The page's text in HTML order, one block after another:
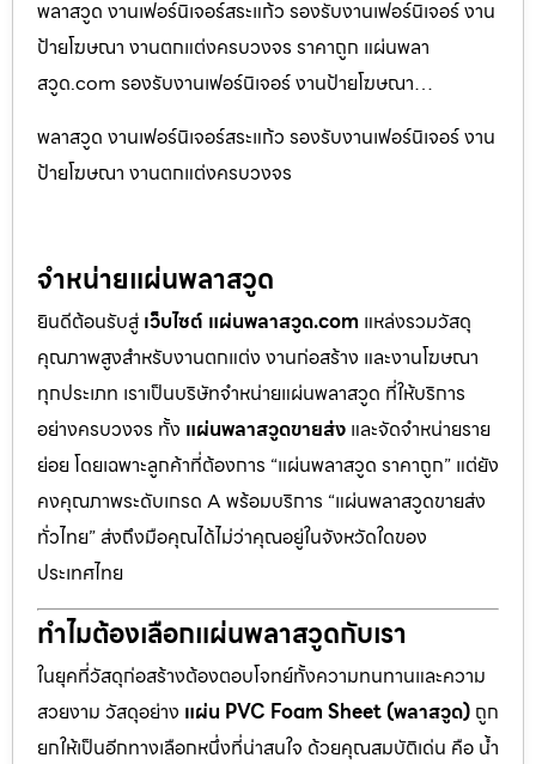
พลาสวูด งานเฟอร์นิเจอร์สระแก้ว รองรับงานเฟอร์นิเจอร์ งาน
ป้ายโฆษณา งานตกแต่งครบวงจร ราคาถูก แผ่นพลา
สวูด.com รองรับงานเฟอร์นิเจอร์ งานป้ายโฆษณา…
พลาสวูด งานเฟอร์นิเจอร์สระแก้ว รองรับงานเฟอร์นิเจอร์ งาน
ป้ายโฆษณา งานตกแต่งครบวงจร
จำหน่ายแผ่นพลาสวูด
ยินดีต้อนรับสู่ เว็บไซต์ แผ่นพลาสวูด.com แหล่งรวมวัสดุ
คุณภาพสูงสำหรับงานตกแต่ง งานก่อสร้าง และงานโฆษณา
ทุกประเภท เราเป็นบริษัทจำหน่ายแผ่นพลาสวูด ที่ให้บริการ
อย่างครบวงจร ทั้ง แผ่นพลาสวูดขายส่ง และจัดจำหน่ายราย
ย่อย โดยเฉพาะลูกค้าที่ต้องการ “แผ่นพลาสวูด ราคาถูก” แต่ยัง
คงคุณภาพระดับเกรด A พร้อมบริการ “แผ่นพลาสวูดขายส่ง
ทั่วไทย” ส่งถึงมือคุณได้ไม่ว่าคุณอยู่ในจังหวัดใดของ
ประเทศไทย
ทำไมต้องเลือกแผ่นพลาสวูดกับเรา
ในยุคที่วัสดุก่อสร้างต้องตอบโจทย์ทั้งความทนทานและความ
สวยงาม วัสดุอย่าง แผ่น PVC Foam Sheet (พลาสวูด) ถูก
ยกให้เป็นอีกทางเลือกหนึ่งที่น่าสนใจ ด้วยคุณสมบัติเด่น คือ น้ำ